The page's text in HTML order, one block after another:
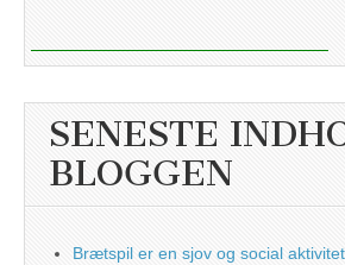
SENESTE
BLOGGEN
Brætspil er en sjov og social